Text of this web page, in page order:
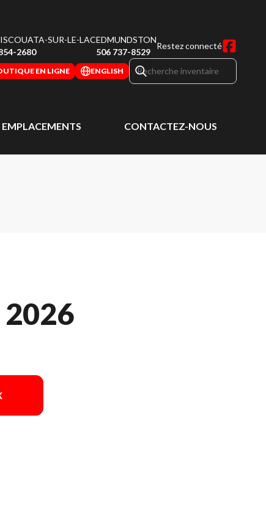
SUR-LE-LAC
2680
EDMUNDSTON
506 737-8529
Restez connecté
EN LIGNE ENGLISH
EMPLACEMENTS CONTACTEZ-NOUS
2026